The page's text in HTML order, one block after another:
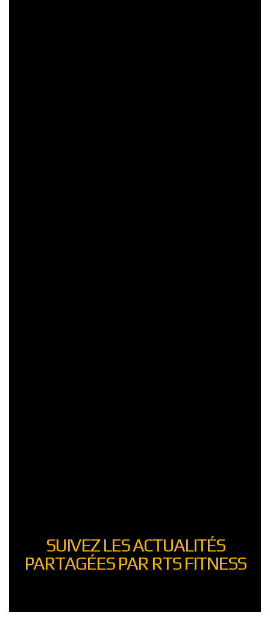
SUIVEZ LES ACTUALITÉS
PARTAGÉES PAR RTS FITNESS